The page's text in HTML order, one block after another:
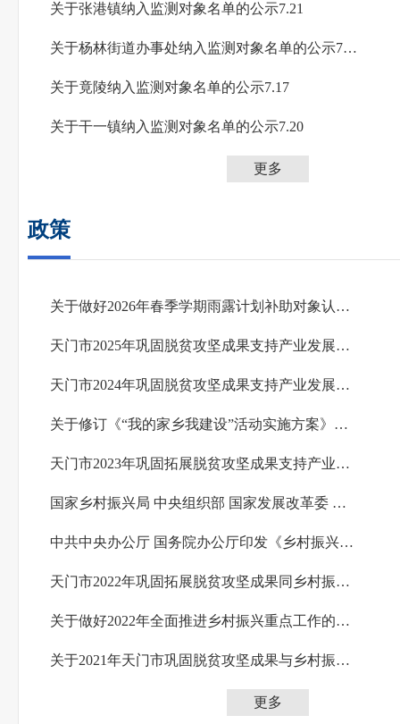
关于张港镇纳入监测对象名单的公示7.21
关于杨林街道办事处纳入监测对象名单的公示7.20
关于竟陵纳入监测对象名单的公示7.17
关于干一镇纳入监测对象名单的公示7.20
更多
政策
关于做好2026年春季学期雨露计划补助对象认定工作的通知
天门市2025年巩固脱贫攻坚成果支持产业发展奖励扶持政策公示
天门市2024年巩固脱贫攻坚成果支持产业发展奖励扶持政策公示
关于修订《“我的家乡我建设”活动实施方案》的通知
天门市2023年巩固拓展脱贫攻坚成果支持产业发展奖励扶持政策
国家乡村振兴局 中央组织部 国家发展改革委 民政部 自然资源部 住房城乡建设部 农业农村...
中共中央办公厅 国务院办公厅印发《乡村振兴责任制实施办法》
天门市2022年巩固拓展脱贫攻坚成果同乡村振兴有效衔接主要政策到户明白卡
关于做好2022年全面推进乡村振兴重点工作的意见
关于2021年天门市巩固脱贫攻坚成果与乡村振兴相衔接资金调整预算方案的通知
更多